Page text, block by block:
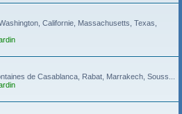
Californie, Massachusetts, Texas,
de Casablanca, Rabat, Marrakech, Souss...